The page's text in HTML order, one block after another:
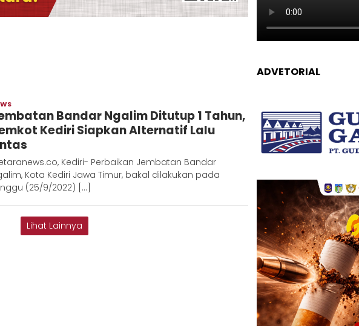
Metaranews Bandar Ngalim Ditutup 1 Tahun,
Kediri Siapkan Alternatif Lalu
Kediri- Perbaikan Jembatan Bandar
Kota Kediri Jawa Timur, bakal dilakukan pada
(25/9/2022) […]
Lihat Lainnya
ADVETORIAL